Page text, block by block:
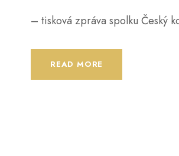
– tisková zpráva spolku Český
READ MORE